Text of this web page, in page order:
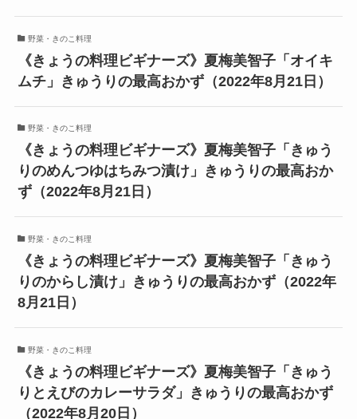
野菜・きのこ料理
《きょうの料理ビギナーズ》夏梅美智子「オイキ
ムチ」きゅうりの最高おかず（2022年8月21日）
野菜・きのこ料理
《きょうの料理ビギナーズ》夏梅美智子「きゅう
りのめんつゆはちみつ漬け」きゅうりの最高おか
ず（2022年8月21日）
野菜・きのこ料理
《きょうの料理ビギナーズ》夏梅美智子「きゅう
りのからし漬け」きゅうりの最高おかず（2022年
8月21日）
野菜・きのこ料理
《きょうの料理ビギナーズ》夏梅美智子「きゅう
りとえびのカレーサラダ」きゅうりの最高おかず
（2022年8月20日）